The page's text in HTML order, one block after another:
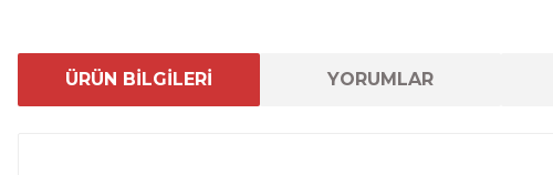
ÜRÜN BİLGİLERİ YORUMLAR